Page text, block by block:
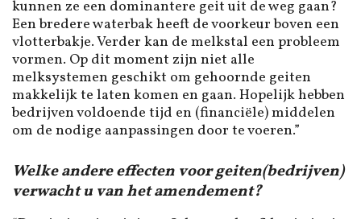
kunnen ze een dominantere geit uit de weg gaan?
Een bredere waterbak heeft de voorkeur boven een
vlotterbakje. Verder kan de melkstal een probleem
vormen. Op dit moment zijn niet alle
melksystemen geschikt om gehoornde geiten
makkelijk te laten komen en gaan. Hopelijk hebben
bedrijven voldoende tijd en (financiële) middelen
om de nodige aanpassingen door te voeren.”
Welke andere effecten voor geiten(bedrijven)
verwacht u van het amendement?